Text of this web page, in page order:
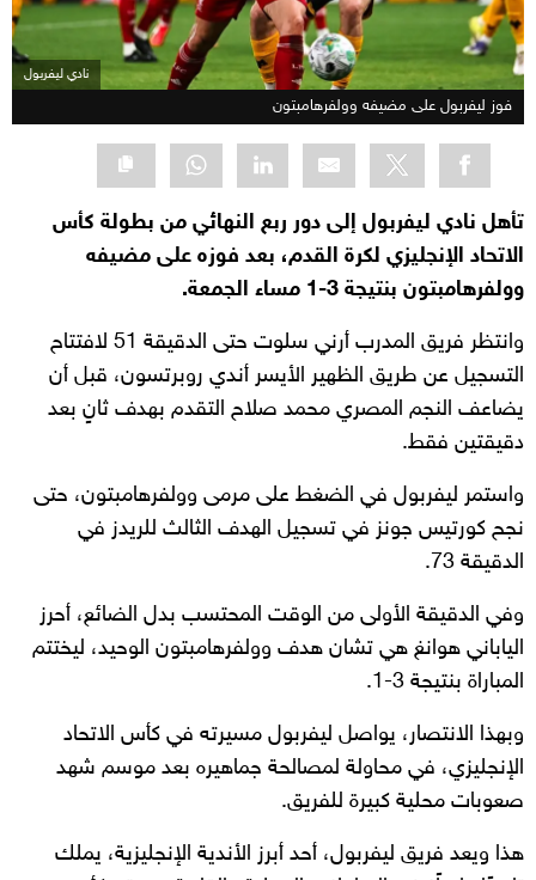
نادي ليفربول
فوز ليفربول على مضيفه وولفرهامبتون
تأهل نادي ليفربول إلى دور ربع النهائي من بطولة كأس
الاتحاد الإنجليزي لكرة القدم، بعد فوزه على مضيفه
وولفرهامبتون بنتيجة 3-1 مساء الجمعة.
وانتظر فريق المدرب أرني سلوت حتى الدقيقة 51 لافتتاح
التسجيل عن طريق الظهير الأيسر أندي روبرتسون، قبل أن
يضاعف النجم المصري محمد صلاح التقدم بهدف ثانٍ بعد
دقيقتين فقط.
واستمر ليفربول في الضغط على مرمى وولفرهامبتون، حتى
نجح كورتيس جونز في تسجيل الهدف الثالث للريدز في
الدقيقة 73.
وفي الدقيقة الأولى من الوقت المحتسب بدل الضائع، أحرز
الياباني هوانغ هي تشان هدف وولفرهامبتون الوحيد، ليختتم
المباراة بنتيجة 3-1.
وبهذا الانتصار، يواصل ليفربول مسيرته في كأس الاتحاد
الإنجليزي، في محاولة لمصالحة جماهيره بعد موسم شهد
صعوبات محلية كبيرة للفريق.
هذا ويعد فريق ليفربول، أحد أبرز الأندية الإنجليزية، يملك